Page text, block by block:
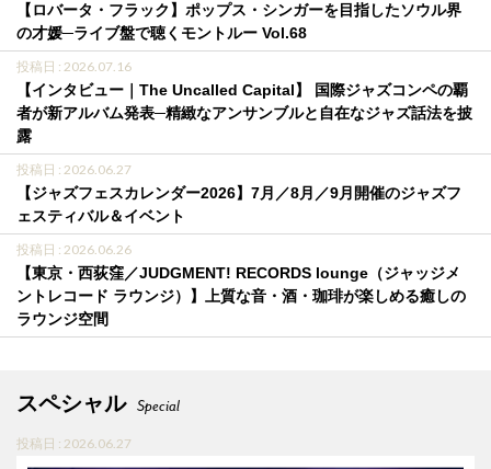
【ロバータ・フラック】ポップス・シンガーを目指したソウル界
の才媛─ライブ盤で聴くモントルー Vol.68
投稿日 : 2026.07.16
【インタビュー｜The Uncalled Capital】 国際ジャズコンペの覇
者が新アルバム発表─精緻なアンサンブルと自在なジャズ話法を披
露
投稿日 : 2026.06.27
【ジャズフェスカレンダー2026】7月／8月／9月開催のジャズフ
ェスティバル＆イベント
投稿日 : 2026.06.26
【東京・西荻窪／JUDGMENT! RECORDS lounge（ジャッジメ
ントレコード ラウンジ）】上質な音・酒・珈琲が楽しめる癒しの
ラウンジ空間
スペシャル Special
投稿日 : 2026.06.27